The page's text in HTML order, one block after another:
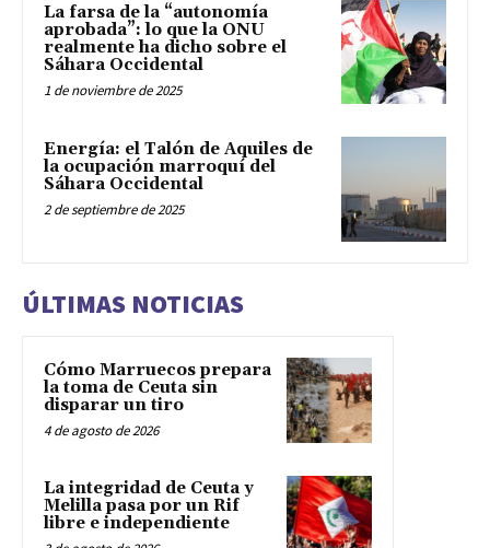
La farsa de la “autonomía
aprobada”: lo que la ONU
realmente ha dicho sobre el
Sáhara Occidental
1 de noviembre de 2025
Energía: el Talón de Aquiles de
la ocupación marroquí del
Sáhara Occidental
2 de septiembre de 2025
ÚLTIMAS NOTICIAS
Cómo Marruecos prepara
la toma de Ceuta sin
disparar un tiro
4 de agosto de 2026
La integridad de Ceuta y
Melilla pasa por un Rif
libre e independiente